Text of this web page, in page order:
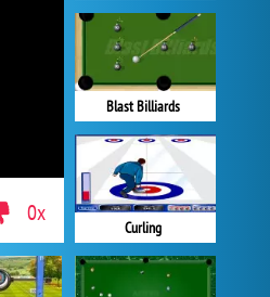
Blast Billiards
Curling
0x